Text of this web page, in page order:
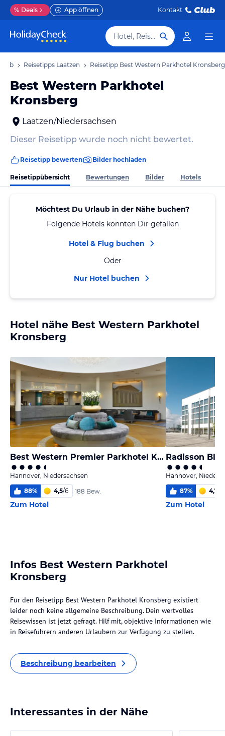
% Deals App öffnen Kontakt
Hotel, Reiseziel
Reisetipps Laatzen Reisetipp Best Western Parkhotel Kronsberg
Best Western Parkhotel
Kronsberg
Laatzen/Niedersachsen
Dieser Reisetipp wurde noch nicht bewertet.
Reisetipp bewerten Bilder hochladen
Reisetippübersicht Bewertungen Bilder Hotels
Möchtest Du Urlaub in der Nähe buchen?
Folgende Hotels könnten Dir gefallen
Hotel & Flug buchen
Oder
Nur Hotel buchen
Hotel nähe Best Western Parkhotel
Kronsberg
Best Western Premier Parkhotel Kronsberg
Hannover, Niedersachsen
88% 4,5/6 188 Bew.
Zum Hotel
Radisson Blu
Hannover,
87% 4,7
Zum Hotel
Infos Best Western Parkhotel
Kronsberg
Für den Reisetipp Best Western Parkhotel Kronsberg existiert
leider noch keine allgemeine Beschreibung. Dein wertvolles
Reisewissen ist jetzt gefragt. Hilf mit, objektive Informationen wie
in Reiseführern anderen Urlaubern zur Verfügung zu stellen.
Beschreibung bearbeiten
Interessantes in der Nähe